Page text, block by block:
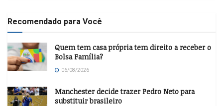
Recomendado para Você
Quem tem casa própria tem direito a receber o
Bolsa Família?
06/08/2026
Manchester decide trazer Pedro Neto para
substituir brasileiro